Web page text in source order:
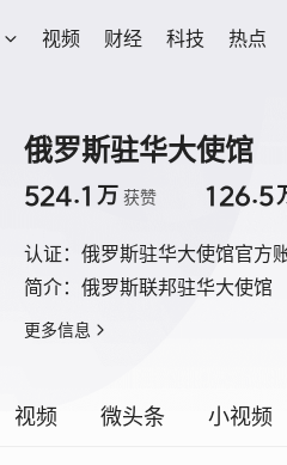
视频 财经 科技 热点
俄罗斯驻华大使馆
524.1 万 获赞 126.5
认证： 俄罗斯驻华大使馆官方
简介： 俄罗斯联邦驻华大使馆
更多信息
视频 微头条 小视频